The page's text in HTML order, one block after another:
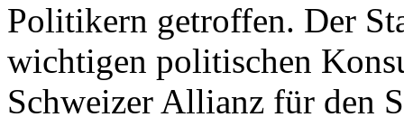
Politikern getroffen. Der
wichtigen politischen
Schweizer Allianz für den